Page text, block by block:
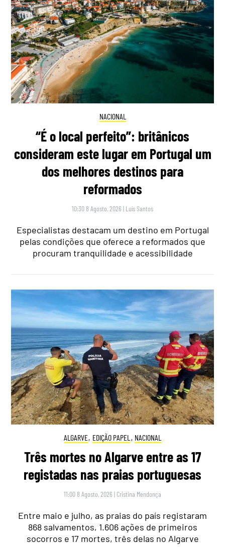
NACIONAL
“É o local perfeito”: britânicos
consideram este lugar em Portugal um
dos melhores destinos para
reformados
10:30 8 Agosto, 2026 | Luís Santos
Especialistas destacam um destino em Portugal
pelas condições que oferece a reformados que
procuram tranquilidade e acessibilidade
ALGARVE, EDIÇÃO PAPEL , NACIONAL
Três mortes no Algarve entre as 17
registadas nas praias portuguesas
11:00 8 Agosto, 2026 | Cristina Mendonça
Entre maio e julho, as praias do país registaram
868 salvamentos, 1.606 ações de primeiros
socorros e 17 mortes, três delas no Algarve